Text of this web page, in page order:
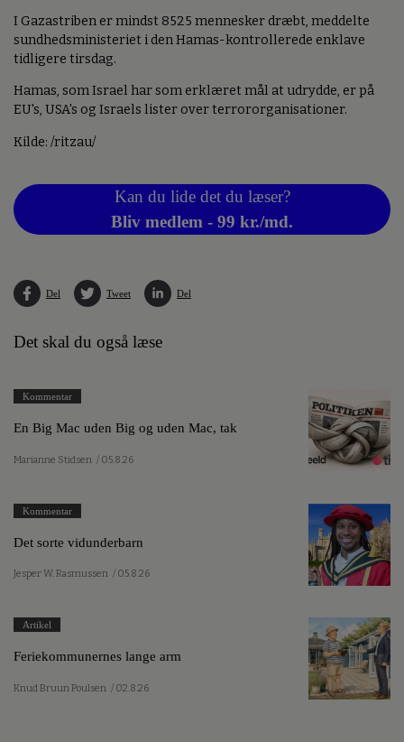
I Gazastriben er mindst 8525 mennesker dræbt, meddelte
sundhedsministeriet i den Hamas-kontrollerede enklave
tidligere tirsdag.
Hamas, som Israel har som erklæret mål at udrydde, er på
EU's, USA's og Israels lister over terrororganisationer.
Kilde: /ritzau/
Kan du lide det du læser?
Bliv medlem - 99 kr./md.
Del Tweet Del
Det skal du også læse
Kommentar
En Big Mac uden Big og uden Mac, tak
Marianne Stidsen / 05.8.26
Kommentar
Det sorte vidunderbarn
Jesper W. Rasmussen / 05.8.26
Artikel
Feriekommunernes lange arm
Knud Bruun Poulsen / 02.8.26